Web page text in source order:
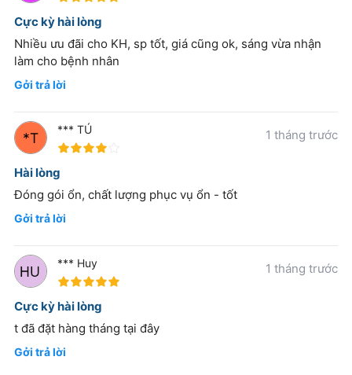
Cực kỳ hài lòng
Nhiều ưu đãi cho KH, sp tốt, giá cũng ok, sáng vừa nhận
làm cho bệnh nhân
Gởi trả lời
*** TÚ 1 tháng trước
Hài lòng
Đóng gói ổn, chất lượng phục vụ ổn - tốt
Gởi trả lời
*** Huy
1 tháng trước
Cực kỳ hài lòng
t đã đặt hàng tháng tại đây
Gởi trả lời